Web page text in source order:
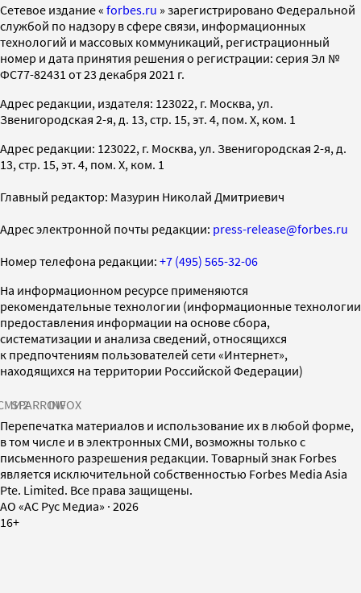
Cетевое издание « forbes.ru » зарегистрировано Федеральной
службой по надзору в сфере связи, информационных
технологий и массовых коммуникаций, регистрационный
номер и дата принятия решения о регистрации: серия Эл №
ФС77-82431 от 23 декабря 2021 г.
Адрес редакции, издателя: 123022, г. Москва, ул.
Звенигородская 2-я, д. 13, стр. 15, эт. 4, пом. X, ком. 1
Адрес редакции: 123022, г. Москва, ул. Звенигородская 2-я, д.
13, стр. 15, эт. 4, пом. X, ком. 1
Главный редактор: Мазурин Николай Дмитриевич
Адрес электронной почты редакции: press-release@forbes.ru
Номер телефона редакции: +7 (495) 565-32-06
На информационном ресурсе применяются
рекомендательные технологии (информационные технологии
предоставления информации на основе сбора,
систематизации и анализа сведений, относящихся
к предпочтениям пользователей сети «Интернет»,
находящихся на территории Российской Федерации)
SPARROWINFOX
Перепечатка материалов и использование их в любой форме,
в том числе и в электронных СМИ, возможны только с
письменного разрешения редакции. Товарный знак Forbes
является исключительной собственностью Forbes Media Asia
Pte. Limited. Все права защищены.
AO «АС Рус Медиа» · 2026
16+